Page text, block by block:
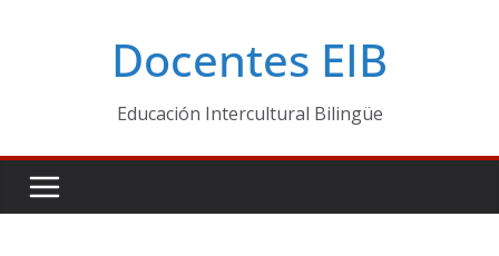
Docentes EIB
Educación Intercultural Bilingüe